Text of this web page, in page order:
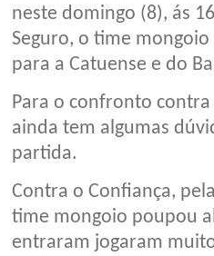
neste domingo (8), ás
Seguro, o time
para a Catuense e do
Para o confronto
ainda tem algumas
partida.
Contra o Confiança,
time mongoio poupou
entraram jogaram